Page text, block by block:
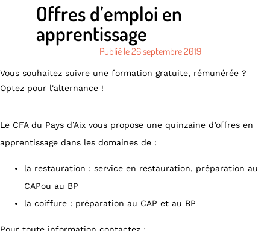
Offres d’emploi en
apprentissage
Publié le26 septembre 2019
Vous souhaitez suivre une formation gratuite, rémunérée ?
Optez pour l'alternance !
Le CFA du Pays d’Aix vous propose une quinzaine d’offres en
apprentissage dans les domaines de :
la restauration : service en restauration, préparation au
CAPou au BP
la coiffure : préparation au CAP et au BP